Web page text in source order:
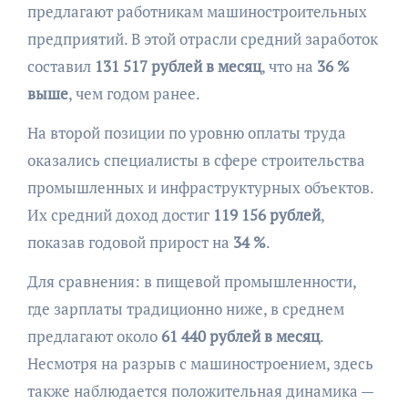
предлагают работникам машиностроительных
предприятий. В этой отрасли средний заработок
составил 131 517 рублей в месяц, что на 36 %
выше, чем годом ранее.
На второй позиции по уровню оплаты труда
оказались специалисты в сфере строительства
промышленных и инфраструктурных объектов.
Их средний доход достиг 119 156 рублей,
показав годовой прирост на 34 %.
Для сравнения: в пищевой промышленности,
где зарплаты традиционно ниже, в среднем
предлагают около 61 440 рублей в месяц.
Несмотря на разрыв с машиностроением, здесь
также наблюдается положительная динамика —